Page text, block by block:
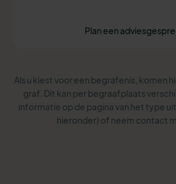
Plan een
Als u kiest voor een begrafenis, komen
graf. Dit kan per begraafplaats
informatie op de pagina van het type
hieronder) of neem contact